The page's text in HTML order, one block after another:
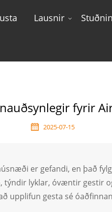
Lausnir
fyrir
2025-07-15
er gefandi, en það
lyklar, óvæntir gestir
upplifun gesta sé